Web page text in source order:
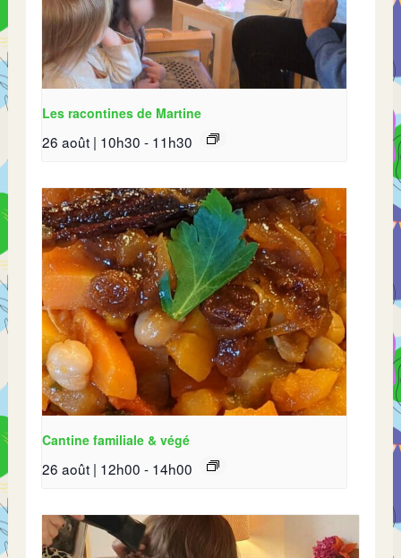
Les racontines de Martine
26 août | 10h30 - 11h30
Cantine familiale & végé
26 août | 12h00 - 14h00